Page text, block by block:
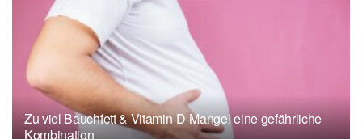
Leukemia, 2020, ,
Zu viel Bauchfett & Vitamin-D-Mangel eine gefährliche
Kombination